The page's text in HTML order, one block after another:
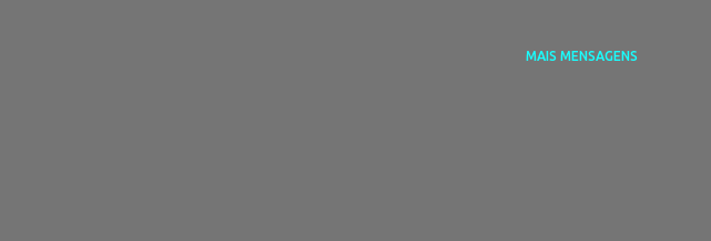
MAIS MENSAGENS